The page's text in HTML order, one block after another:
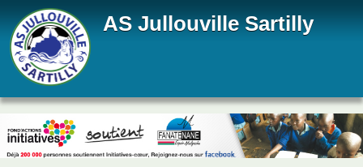
AS Jullouville Sartilly
Panneau de gestion des cookies